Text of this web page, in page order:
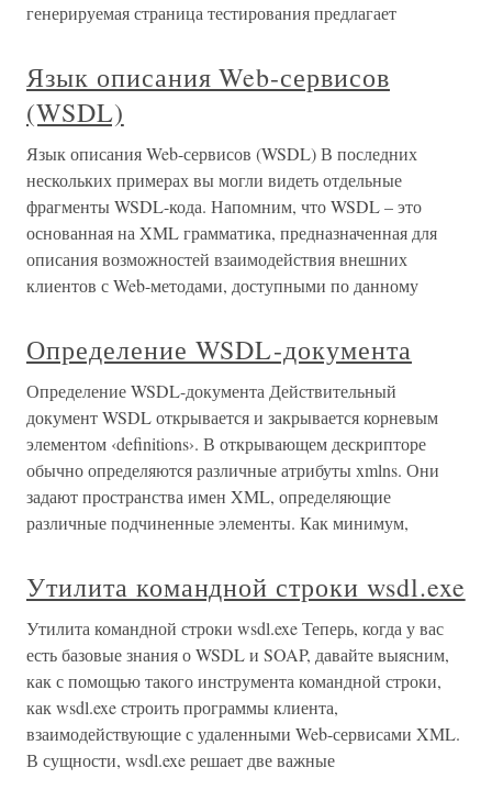
генерируемая страница тестирования предлагает
Язык описания Web-сервисов
(WSDL)
Язык описания Web-сервисов (WSDL) В последних
нескольких примерах вы могли видеть отдельные
фрагменты WSDL-кода. Напомним, что WSDL – это
основанная на XML грамматика, предназначенная для
описания возможностей взаимодействия внешних
клиентов с Web-методами, доступными по данному
Определение WSDL-документа
Определение WSDL-документа Действительный
документ WSDL открывается и закрывается корневым
элементом ‹definitions›. В открывающем дескрипторе
обычно определяются различные атрибуты xmlns. Они
задают пространства имен XML, определяющие
различные подчиненные элементы. Как минимум,
Утилита командной строки wsdl.exe
Утилита командной строки wsdl.exe Теперь, когда у вас
есть базовые знания о WSDL и SOAP, давайте выясним,
как с помощью такого инструмента командной строки,
как wsdl.exe строить программы клиента,
взаимодействующие с удаленными Web-сервисами XML.
В сущности, wsdl.exe решает две важные